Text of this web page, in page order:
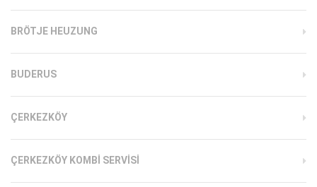
BRÖTJE HEUZUNG
BUDERUS
ÇERKEZKÖY
ÇERKEZKÖY KOMBI SERVISI